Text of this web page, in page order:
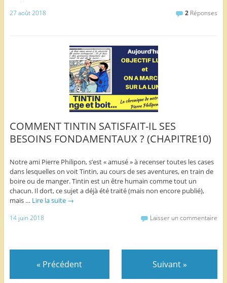
27 août 2018 2 Réponses
COMMENT TINTIN SATISFAIT-IL SES
BESOINS FONDAMENTAUX ? (CHAPITRE10)
Notre ami Pierre Philipon, s’est « amusé » à recenser toutes les cases
dans lesquelles on voit Tintin, au cours de ses aventures, en train de
boire ou de manger. Tintin est un être humain comme tout un
chacun. Il dort, ce sujet a déjà été traité (mais non encore publié),
mais … Lire la suite →
14 juin 2018 Laisser un commentaire
« Précédent Suivant»